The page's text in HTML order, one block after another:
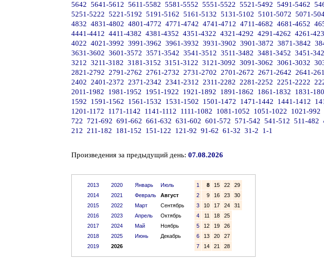
5642 5641-5612 5611-5582 5581-5552 5551-5522 5521-5492 5491-5462
5251-5222 5221-5192 5191-5162 5161-5132 5131-5102 5101-5072 5071-
4832 4831-4802 4801-4772 4771-4742 4741-4712 4711-4682 4681-4652
4441-4412 4411-4382 4381-4352 4351-4322 4321-4292 4291-4262 4261-
4022 4021-3992 3991-3962 3961-3932 3931-3902 3901-3872 3871-3842
3631-3602 3601-3572 3571-3542 3541-3512 3511-3482 3481-3452 3451-
3212 3211-3182 3181-3152 3151-3122 3121-3092 3091-3062 3061-3032
2821-2792
2791-2762 2761-2732 2731-2702 2701-2672 2671-2642 2641-
2402
2401-2372 2371-2342 2341-2312 2311-2282 2281-2252 2251-2222
2011-1982
1981-1952 1951-1922 1921-1892 1891-1862 1861-1832 1831-
1592
1591-1562 1561-1532 1531-1502 1501-1472 1471-1442 1441-1412
1201-1172
1171-1142 1141-1112 1111-1082 1081-1052 1051-1022 1021-992
722
721-692 691-662 661-632 631-602 601-572 571-542 541-512 511-482
212
211-182 181-152 151-122 121-92 91-62 61-32 31-2 1-1
Произведения за предыдущий день: 07.08.2026
2013
2014
2015
2016
2017
2018
2019
2020
2021
2022
2023
2024
2025
2026
Январь
Июль
Февраль
Август
Март
Сентябрь
Апрель
Октябрь
Май
Ноябрь
Июнь
Декабрь
1 8 15 22
29
2
9 16 23
30
3
10 17 24
31
4
11 18
25
5
12 19
26
6
13 20
27
7
14 21 28